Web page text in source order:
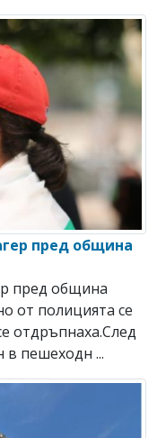
пред община
пред община
от полицията се
отдръпнаха.След
в пешеходн ...